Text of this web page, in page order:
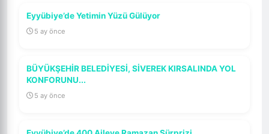
Eyyübiye’de Yetimin Yüzü Gülüyor
5 ay önce
BÜYÜKŞEHİR BELEDİYESİ, SİVEREK KIRSALINDA YOL
KONFORUNU...
5 ay önce